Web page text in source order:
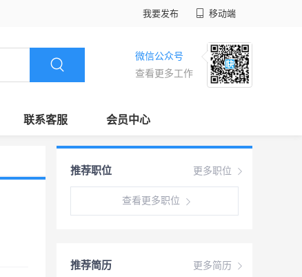
我要发布 移动端
微信公众号
查看更多工作
联系客服 会员中心
更多职位
推荐职位
查看更多职位
更多简历
推荐简历